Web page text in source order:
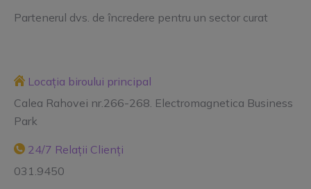
Partenerul dvs. de încredere pentru un sector curat
Locația biroului principal
Calea Rahovei nr.266-268. Electromagnetica Business
Park
24/7 Relații Clienți
031.9450